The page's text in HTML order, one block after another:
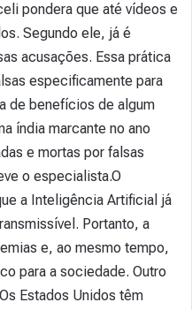
pondera que até vídeos e
Segundo ele, já é
acusações. Essa prática
especificamente para
de benefícios de algum
índia marcante no ano
e mortas por falsas
o especialista.O
a Inteligência Artificial já
Portanto, a
e, ao mesmo tempo,
para a sociedade. Outro
Estados Unidos têm